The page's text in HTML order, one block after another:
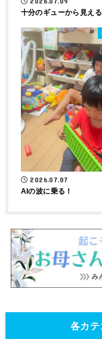
十分のギューから見え
2026.07.07
AIの波に乗る！
各カテ